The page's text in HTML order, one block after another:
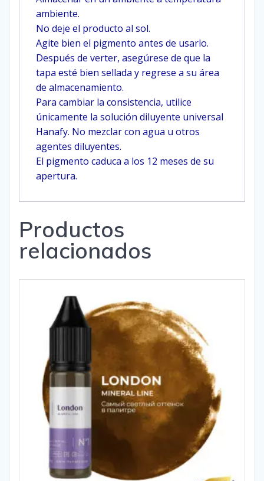
ambiente.
No deje el producto al sol.
Agite bien el pigmento antes de usarlo.
Después de verter, asegúrese de que la
tapa esté bien sellada y regrese a su área
de almacenamiento.
Para cambiar la consistencia, utilice
únicamente la solución diluyente universal
Hanafy. No mezclar con agua u otros
agentes diluyentes.
El pigmento caduca a los 12 meses de su
apertura.
Productos
relacionados